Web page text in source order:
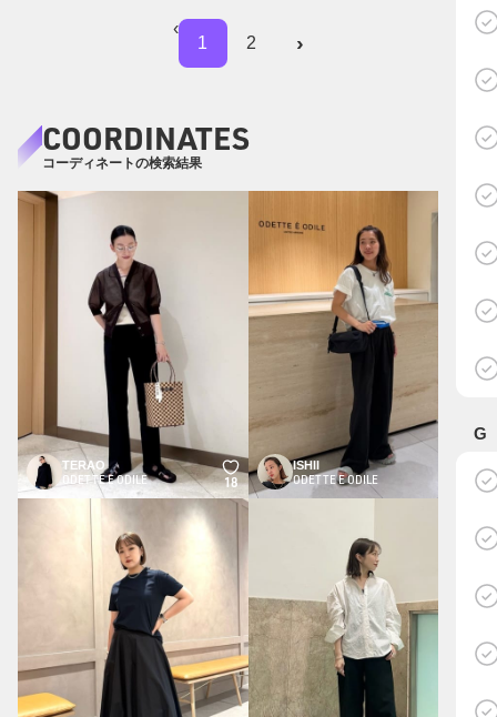
G
‹
1 2 ›
COORDINATES
コーディネートの検索結果
TERAO
ODETTE E ODILE
18
ISHII
ODETTE E ODILE